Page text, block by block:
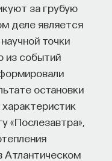
за грубую
деле является
точки
из событий
остановки
«Послезавтра»,
Атлантическом